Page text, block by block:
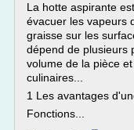
La hotte aspirante
évacuer les vapeurs
graisse sur les
dépend de plusieurs
volume de la pièce
culinaires...
1 Les avantages
Fonctions...